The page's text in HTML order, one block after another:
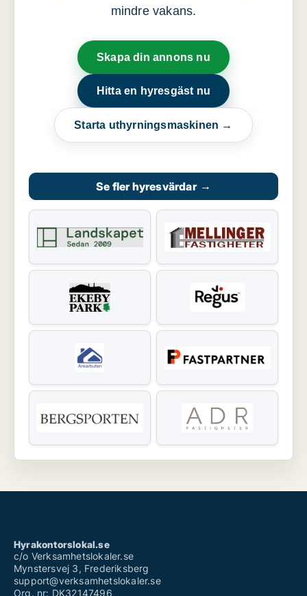
mindre vakans.
Skapa din annons nu
Hitta en hyresgäst nu
Starta uthyrningsmaskinen →
Se fler hyresvärdar →
Hyrakontorslokal.se
c/o Verksamhetslokaler.se
Mynstersvej 3, Frederiksberg
support@verksamhetslokaler.se
Org. nr: DK32147496